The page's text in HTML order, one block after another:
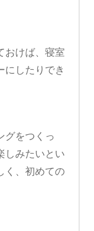
おけば、寝室
にしたりでき
グをつくっ
しみたいとい
く、初めての